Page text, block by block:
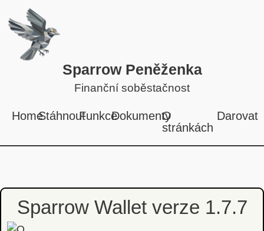
Sparrow Peněženka
Finanční soběstačnost
HomeStáhnoutFunkceDokumenty
O
stránkách
Darovat
Sparrow Wallet verze 1.7.7